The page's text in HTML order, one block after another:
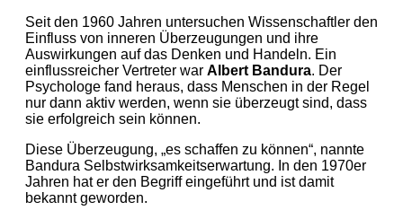
Seit den 1960 Jahren untersuchen Wissenschaftler den
Einfluss von inneren Überzeugungen und ihre
Auswirkungen auf das Denken und Handeln. Ein
einflussreicher Vertreter war Albert Bandura. Der
Psychologe fand heraus, dass Menschen in der Regel
nur dann aktiv werden, wenn sie überzeugt sind, dass
sie erfolgreich sein können.
Diese Überzeugung, „es schaffen zu können“, nannte
Bandura Selbstwirksamkeitserwartung. In den 1970er
Jahren hat er den Begriff eingeführt und ist damit
bekannt geworden.